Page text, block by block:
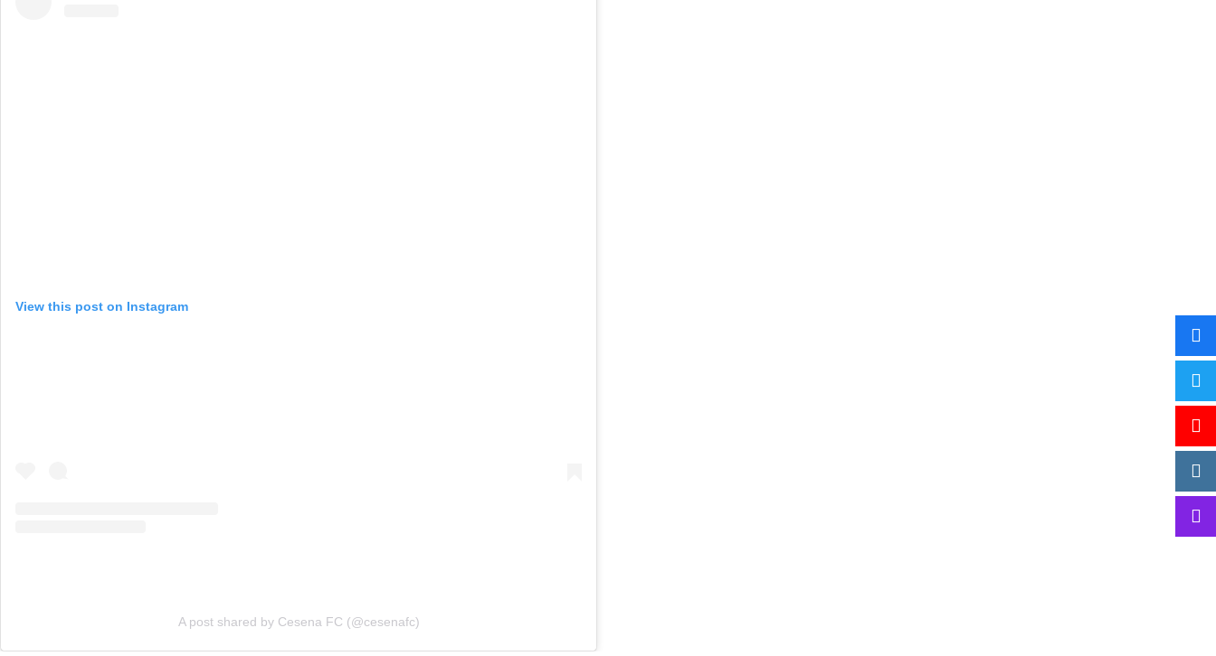
View this post on Instagram
A post shared by Cesena FC (@cesenafc)